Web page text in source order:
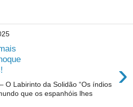
›
O Labirinto da Solidão “Os índios
que os espanhóis lhes